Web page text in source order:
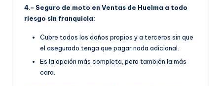
4.- Seguro de moto en Ventas de Huelma a todo
riesgo sin franquicia:
Cubre todos los daños propios y a terceros sin que
el asegurado tenga que pagar nada adicional.
Es la opción más completa, pero también la más
cara.